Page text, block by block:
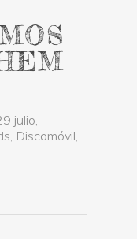
julio,
, Discomóvil,